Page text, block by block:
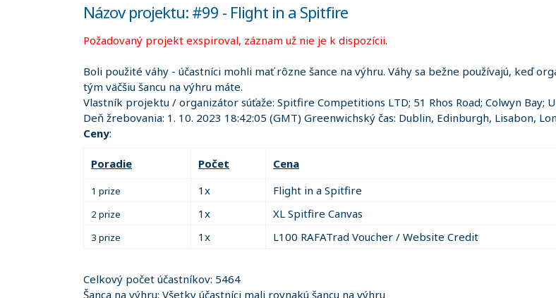
Názov projektu: #99 - Flight in a Spitfire
Požadovaný projekt exspiroval, záznam už nie je k dispozícii.
Boli použité váhy - účastníci mohli mať rôzne šance na výhru. Váhy sa bežne používajú, keď
tým väčšiu šancu na výhru máte.
Vlastník projektu / organizátor súťaže: Spitfire Competitions LTD; 51 Rhos Road; Colwyn Bay;
Deň žrebovania: 1. 10. 2023 18:42:05 (GMT) Greenwichský čas: Dublin, Edinburgh, Lisabon,
Ceny:
Poradie Počet Cena
1 prize 1x Flight in a Spitfire
2 prize 1x XL Spitfire Canvas
3 prize 1x L100 RAFATrad Voucher / Website Credit
Celkový počet účastníkov: 5464
Šanca na výhru: Všetky účastníci mali rovnakú šancu na výhru